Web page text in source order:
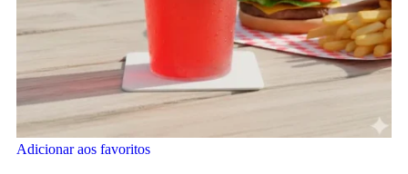
Adicionar aos favoritos